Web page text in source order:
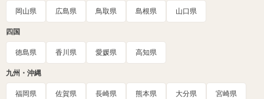
岡山県 広島県 鳥取県 島根県 山口県
四国
徳島県 香川県 愛媛県 高知県
九州・沖縄
福岡県 佐賀県 長崎県 熊本県 大分県 宮崎県